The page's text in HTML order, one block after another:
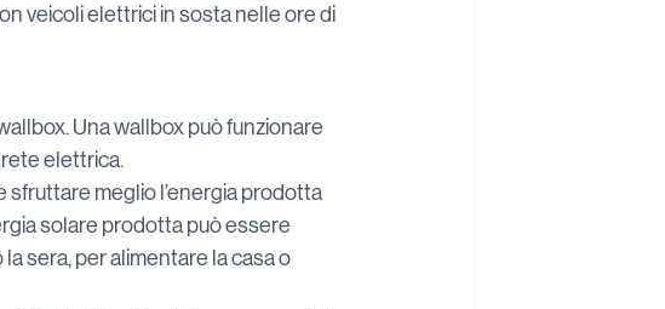
veicoli elettrici in sosta nelle ore di
Una wallbox può funzionare
elettrica.
sfruttare meglio l’energia prodotta
solare prodotta può essere
sera, per alimentare la casa o